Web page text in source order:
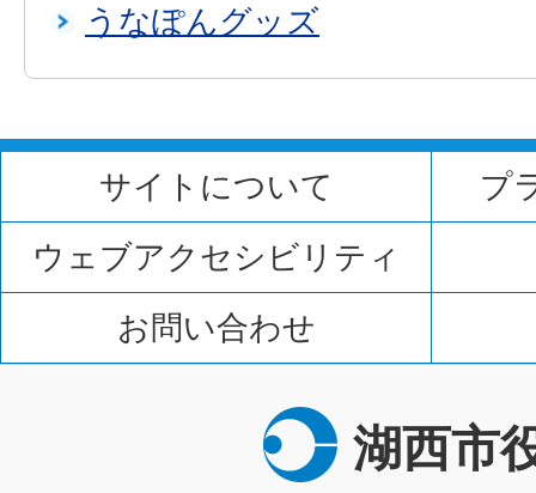
うなぽんグッズ
サイトについて
プ
ウェブアクセシビリティ
お問い合わせ
湖西市